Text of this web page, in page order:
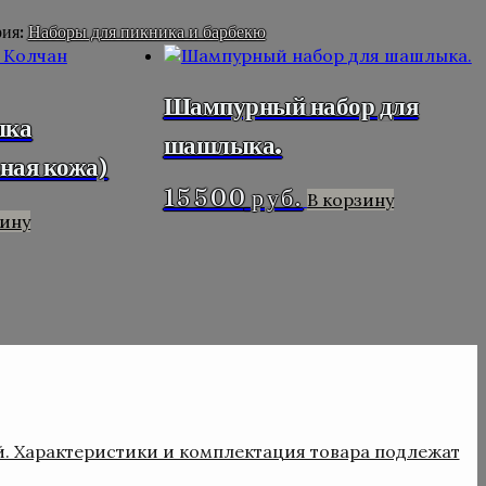
Наборы для пикника и барбекю
кожа)
Шампурный набор для
шашлыка.
15 500руб. В корзину
и комплектация товара подлежат